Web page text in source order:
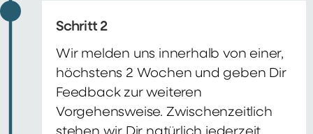
Schritt 2
Wir melden uns innerhalb von einer,
höchstens 2 Wochen und geben Dir
Feedback zur weiteren
Vorgehensweise. Zwischenzeitlich